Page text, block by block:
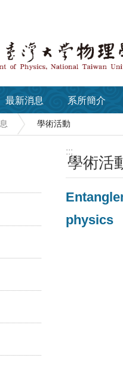
最新消息 系所簡介
學術活動
:::
學術活
physics